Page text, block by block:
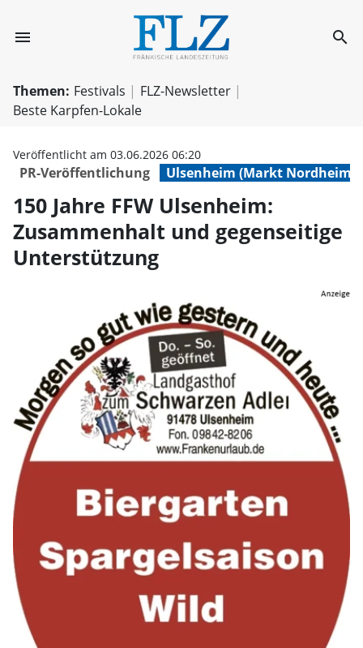
menu 150 Jahre FFW
search
Themen: Festivals
FLZ-Newsletter
Beste Karpfen-Lokale
PR-Veröffentlichung Ulsenheim (Markt Nordheim)
Veröffentlicht am 03.06.2026 06:20
150 Jahre FFW Ulsenheim:
Zusammenhalt und gegenseitige
Unterstützung